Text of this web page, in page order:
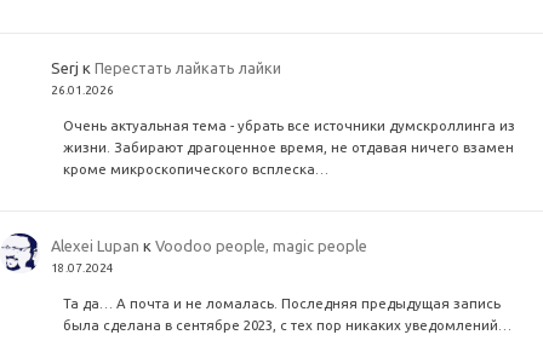
Serj кПерестать лайкать лайки
26.01.2026
Очень актуальная тема - убрать все источники думскроллинга из
жизни. Забирают драгоценное время, не отдавая ничего взамен
кроме микроскопического всплеска…
Alexei Lupan кVoodoo people, magic people
18.07.2024
Та да… А почта и не ломалась. Последняя предыдущая запись
была сделана в сентябре 2023, с тех пор никаких уведомлений…